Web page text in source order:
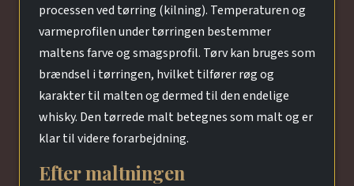
processen ved tørring (kilning). Temperaturen og
varmeprofilen under tørringen bestemmer
maltens farve og smagsprofil. Tørv kan bruges som
brændsel i tørringen, hvilket tilfører røg og
karakter til malten og dermed til den endelige
whisky. Den tørrede malt betegnes som malt og er
klar til videre forarbejdning.
Efter maltningen